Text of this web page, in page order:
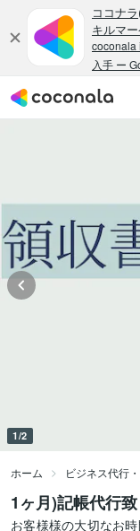
1/2
ホーム ビジネス代行
1ヶ月)記帳代行
お客様様の大切なお時